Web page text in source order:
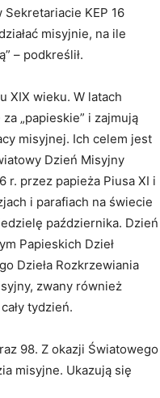
Sekretariacie KEP 16
misyjnie, na ile
– podkreślił.
XIX wieku. W latach
„papieskie” i zajmują
misyjnej. Ich celem jest
Dzień Misyjny
r. przez papieża Piusa XI i
i parafiach na świecie
października. Dzień
Papieskich Dzieł
Dzieła Rozkrzewiania
zwany również
tydzień.
98. Z okazji Światowego
misyjne. Ukazują się